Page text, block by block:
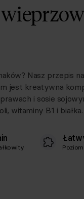
Nasz przepis
jest kreatywna
i sosie
witaminy B1 i